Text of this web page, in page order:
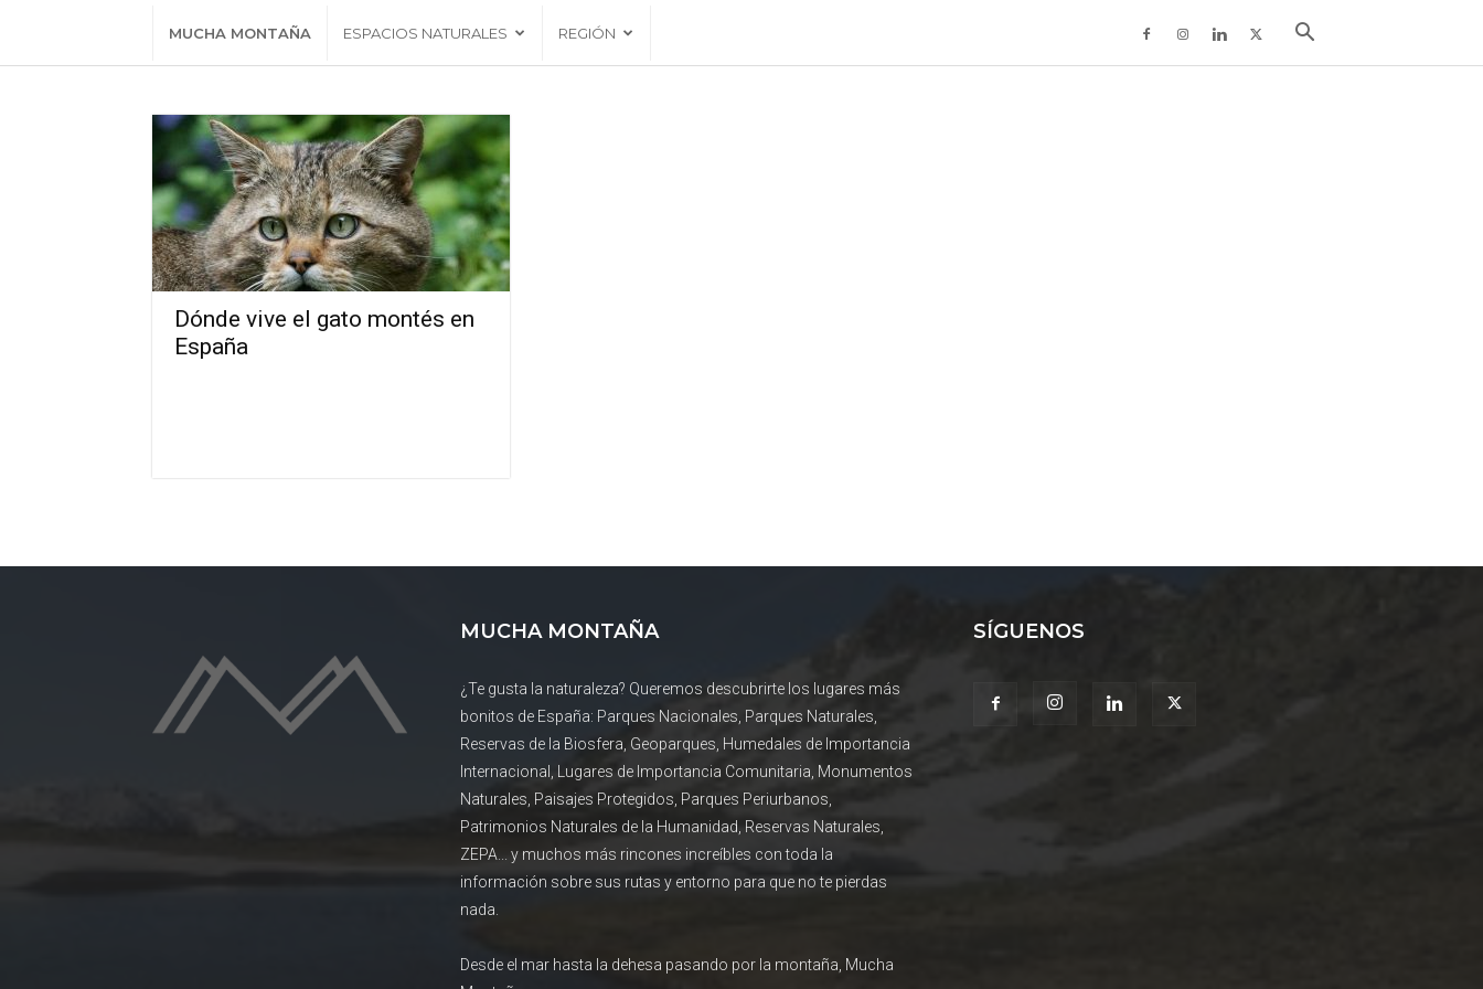
MUCHA MONTAÑA ESPACIOS NATURALES REGIÓN
Dónde vive el gato montés en
España
MUCHA MONTAÑA
¿Te gusta la naturaleza? Queremos descubrirte los lugares más
bonitos de España: Parques Nacionales, Parques Naturales,
Reservas de la Biosfera, Geoparques, Humedales de Importancia
Internacional, Lugares de Importancia Comunitaria, Monumentos
Naturales, Paisajes Protegidos, Parques Periurbanos,
Patrimonios Naturales de la Humanidad, Reservas Naturales,
ZEPA... y muchos más rincones increíbles con toda la
información sobre sus rutas y entorno para que no te pierdas
nada.
Desde el mar hasta la dehesa pasando por la montaña, Mucha
SÍGUENOS